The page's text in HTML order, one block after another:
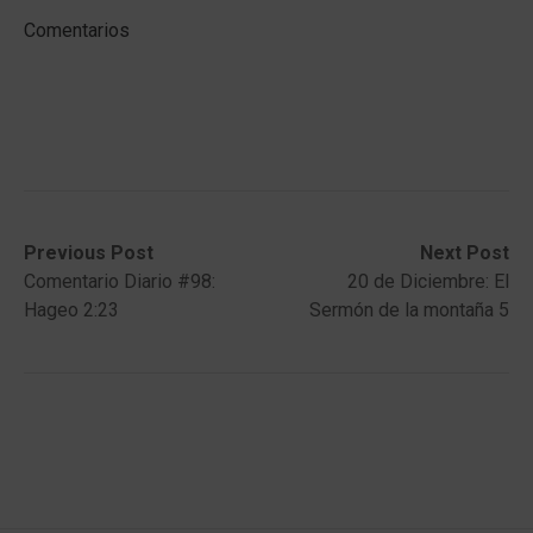
Comentarios
Post
navigation
Previous Post
Previous
post:Comentario Diario #98:
Hageo 2:23
Next Post
Next
post:
20 de Diciembre: El
Sermón de la montaña 5